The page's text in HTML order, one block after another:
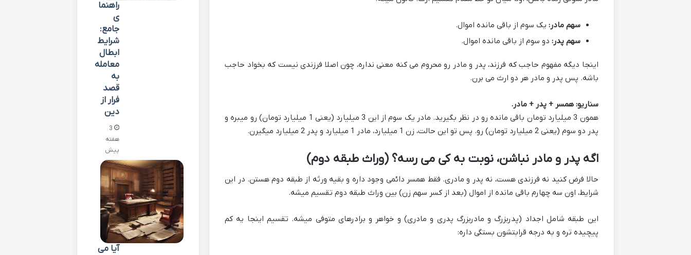
سهم مادر: یک سوم از باقی مانده اموال.
سهم پدر: دو سوم از باقی مانده اموال.
اینجا دیگه مفهوم حاجب که فرزند، پدر و مادر رو محروم می کنه معنی نداره، چون اصلا فرزندی نیست که بخواد حاجب
باشه. پس پدر و مادر هر دو ارث می برن.
سناریو: همسر + پدر + مادر.
همون 3 میلیارد تومان باقی مانده رو در نظر بگیرید. مادر یک سوم از این 3 میلیارد (یعنی 1 میلیارد تومان) رو میبره و
پدر دو سوم (یعنی 2 میلیارد تومان) رو. پس تو این حالت، زن 1 میلیارد، مادر 1 میلیارد و پدر 2 میلیارد میگیرن.
اگه پدر و مادر نباشن، نوبت به کی می رسه؟ (وراث طبقه دوم)
حالا فرض کنید نه فرزندی هست، نه پدر و مادری. فقط همسر دائمی وجود داره و بقیه ورثه از طبقه دوم هستن. در این
شرایط، اون سه چهارم باقی مانده از اموال (بعد از کسر سهم زن) بین وراث طبقه دوم تقسیم میشه.
این طبقه شامل اجداد (پدربزرگ و مادربزرگ پدری و مادری) و خواهر و برادرهای متوفی میشه. تقسیم اینجا یه کم
پیچیده تره و به درجه قرابتشون بستگی داره:
راهنما
ی
جامع:
شرایط
ابطال
معامله
به
قصد
فرار از
دین
3
هفته
پیش
آیا می